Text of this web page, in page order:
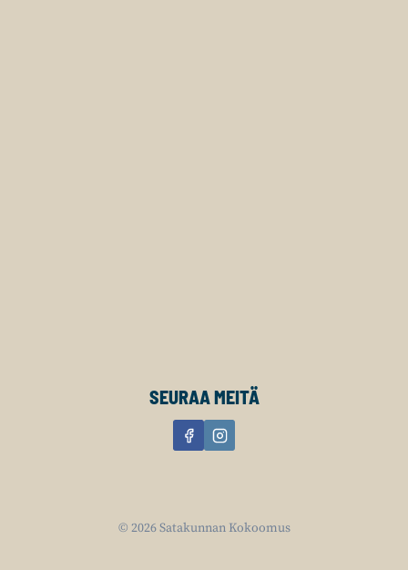
SEURAA MEITÄ
© 2026 Satakunnan Kokoomus